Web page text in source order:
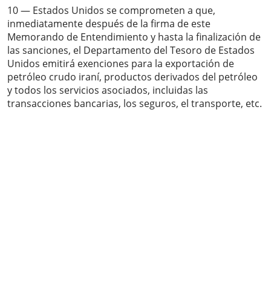
10 — Estados Unidos se comprometen a que,
inmediatamente después de la firma de este
Memorando de Entendimiento y hasta la finalización de
las sanciones, el Departamento del Tesoro de Estados
Unidos emitirá exenciones para la exportación de
petróleo crudo iraní, productos derivados del petróleo
y todos los servicios asociados, incluidas las
transacciones bancarias, los seguros, el transporte, etc.